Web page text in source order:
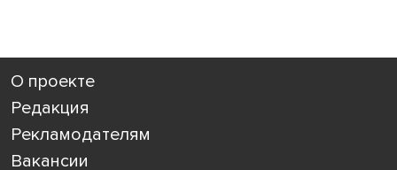
О проекте
Редакция
Рекламодателям
Вакансии